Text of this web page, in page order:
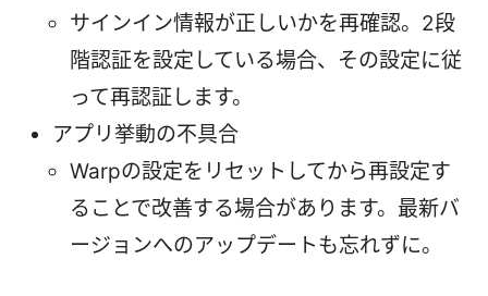
サインイン情報が正しいかを再確認。2段
階認証を設定している場合、その設定に従
って再認証します。
アプリ挙動の不具合
Warpの設定をリセットしてから再設定す
ることで改善する場合があります。最新バ
ージョンへのアップデートも忘れずに。